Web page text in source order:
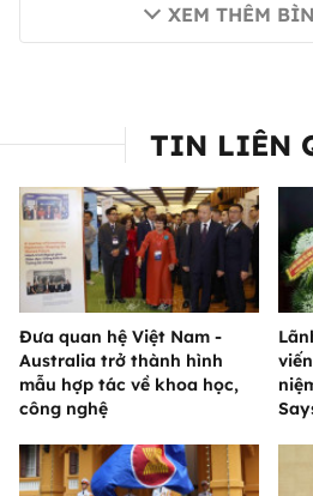
XEM THÊM
TIN LIÊN
Đưa quan hệ Việt Nam -
Australia trở thành hình
mẫu hợp tác về khoa học,
công nghệ